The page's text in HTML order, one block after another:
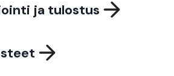
ja tulostus